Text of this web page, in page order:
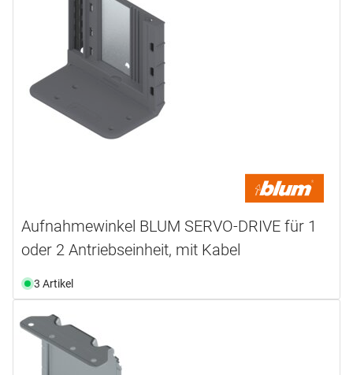
Aufnahmewinkel BLUM SERVO-DRIVE für 1
oder 2 Antriebseinheit, mit Kabel
3 Artikel